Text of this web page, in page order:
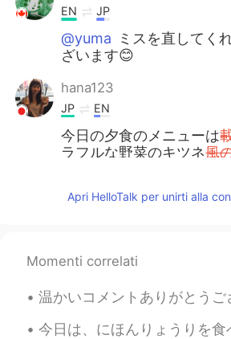
EN JP
@yuma
ミスを直してく
ざいます😊
hana123
JP EN
今日の夕食のメニューは
ラフルな野菜のキツネ風
菜が のったキツネうどん
ので、写真を撮って
まぁまぁ
(少し薄
盛り付けがちょっと映え
ので、写真を撮ってアッ
Apri HelloTalk per unirti alla
Momenti correlati
温かいコメントありがとうございます。私は書道を勉強したことがありません。日本に来た時、ひらがなさえ読めなかったです。(もちろん書くこ
今日は、にほんりょうりを食べたい。 だから、にほんりょいりを作りました。 とんかつと味噌汁と野菜を作りました